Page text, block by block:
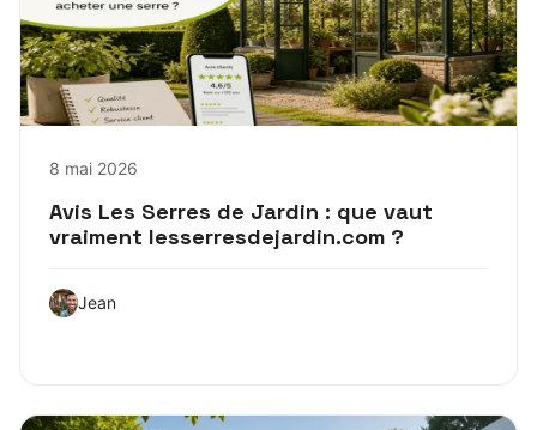
8 mai 2026
Avis Les Serres de Jardin : que vaut
vraiment lesserresdejardin.com ?
Jean